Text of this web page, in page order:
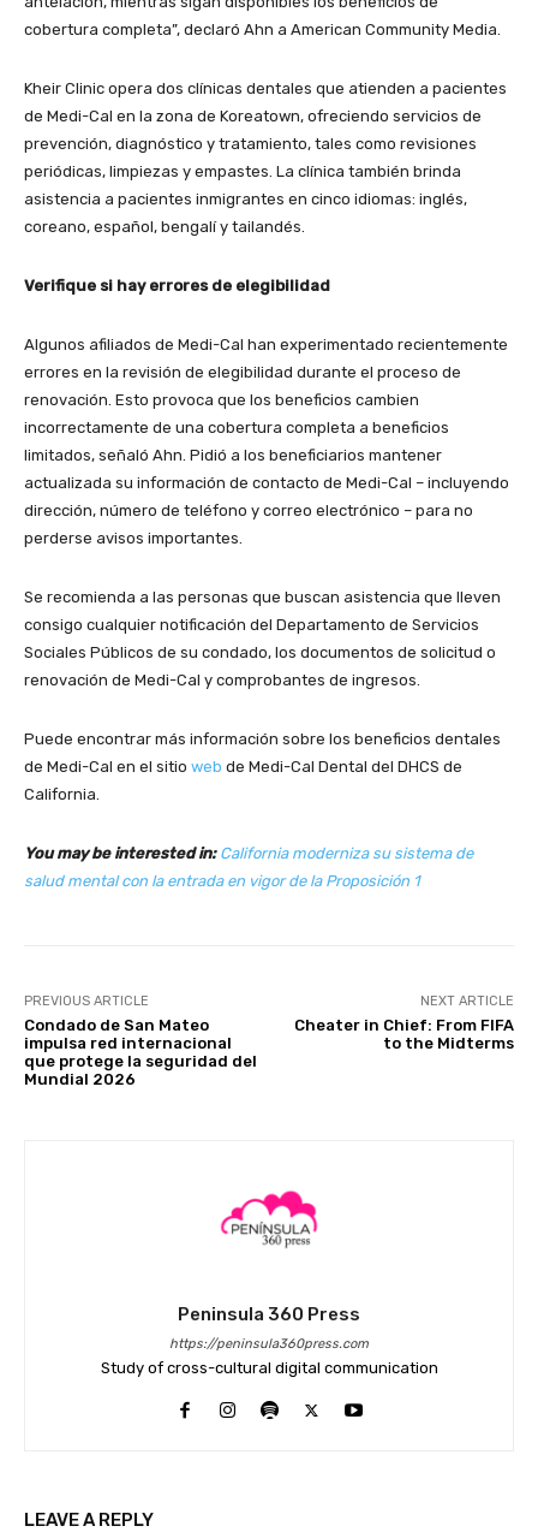
cobertura completa”, declaró Ahn a American Community Media.
Kheir Clinic opera dos clínicas dentales que atienden a pacientes
de Medi-Cal en la zona de Koreatown, ofreciendo servicios de
prevención, diagnóstico y tratamiento, tales como revisiones
periódicas, limpiezas y empastes. La clínica también brinda
asistencia a pacientes inmigrantes en cinco idiomas: inglés,
coreano, español, bengalí y tailandés.
Verifique si hay errores de elegibilidad
Algunos afiliados de Medi-Cal han experimentado recientemente
errores en la revisión de elegibilidad durante el proceso de
renovación. Esto provoca que los beneficios cambien
incorrectamente de una cobertura completa a beneficios
limitados, señaló Ahn. Pidió a los beneficiarios mantener
actualizada su información de contacto de Medi-Cal – incluyendo
dirección, número de teléfono y correo electrónico – para no
perderse avisos importantes.
Se recomienda a las personas que buscan asistencia que lleven
consigo cualquier notificación del Departamento de Servicios
Sociales Públicos de su condado, los documentos de solicitud o
renovación de Medi-Cal y comprobantes de ingresos.
Puede encontrar más información sobre los beneficios dentales
de Medi-Cal en el sitio web de Medi-Cal Dental del DHCS de
California.
You may be interested in: California moderniza su sistema de
salud mental con la entrada en vigor de la Proposición 1
PREVIOUS ARTICLE
Condado de San Mateo
impulsa red internacional
que protege la seguridad del
Mundial 2026
NEXT ARTICLE
Cheater in Chief: From FIFA
to the Midterms
Peninsula 360 Press
https://peninsula360press.com
Study of cross-cultural digital communication
LEAVE A REPLY